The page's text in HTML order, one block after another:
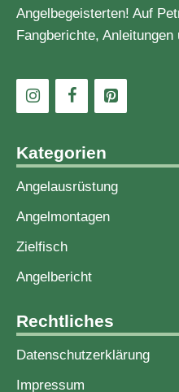
Angelbegeisterten! Auf
Fangberichte,
Kategorien
Angelausrüstung
Angelmontagen
Zielfisch
Angelbericht
Rechtliches
Datenschutzerklärung
Impressum